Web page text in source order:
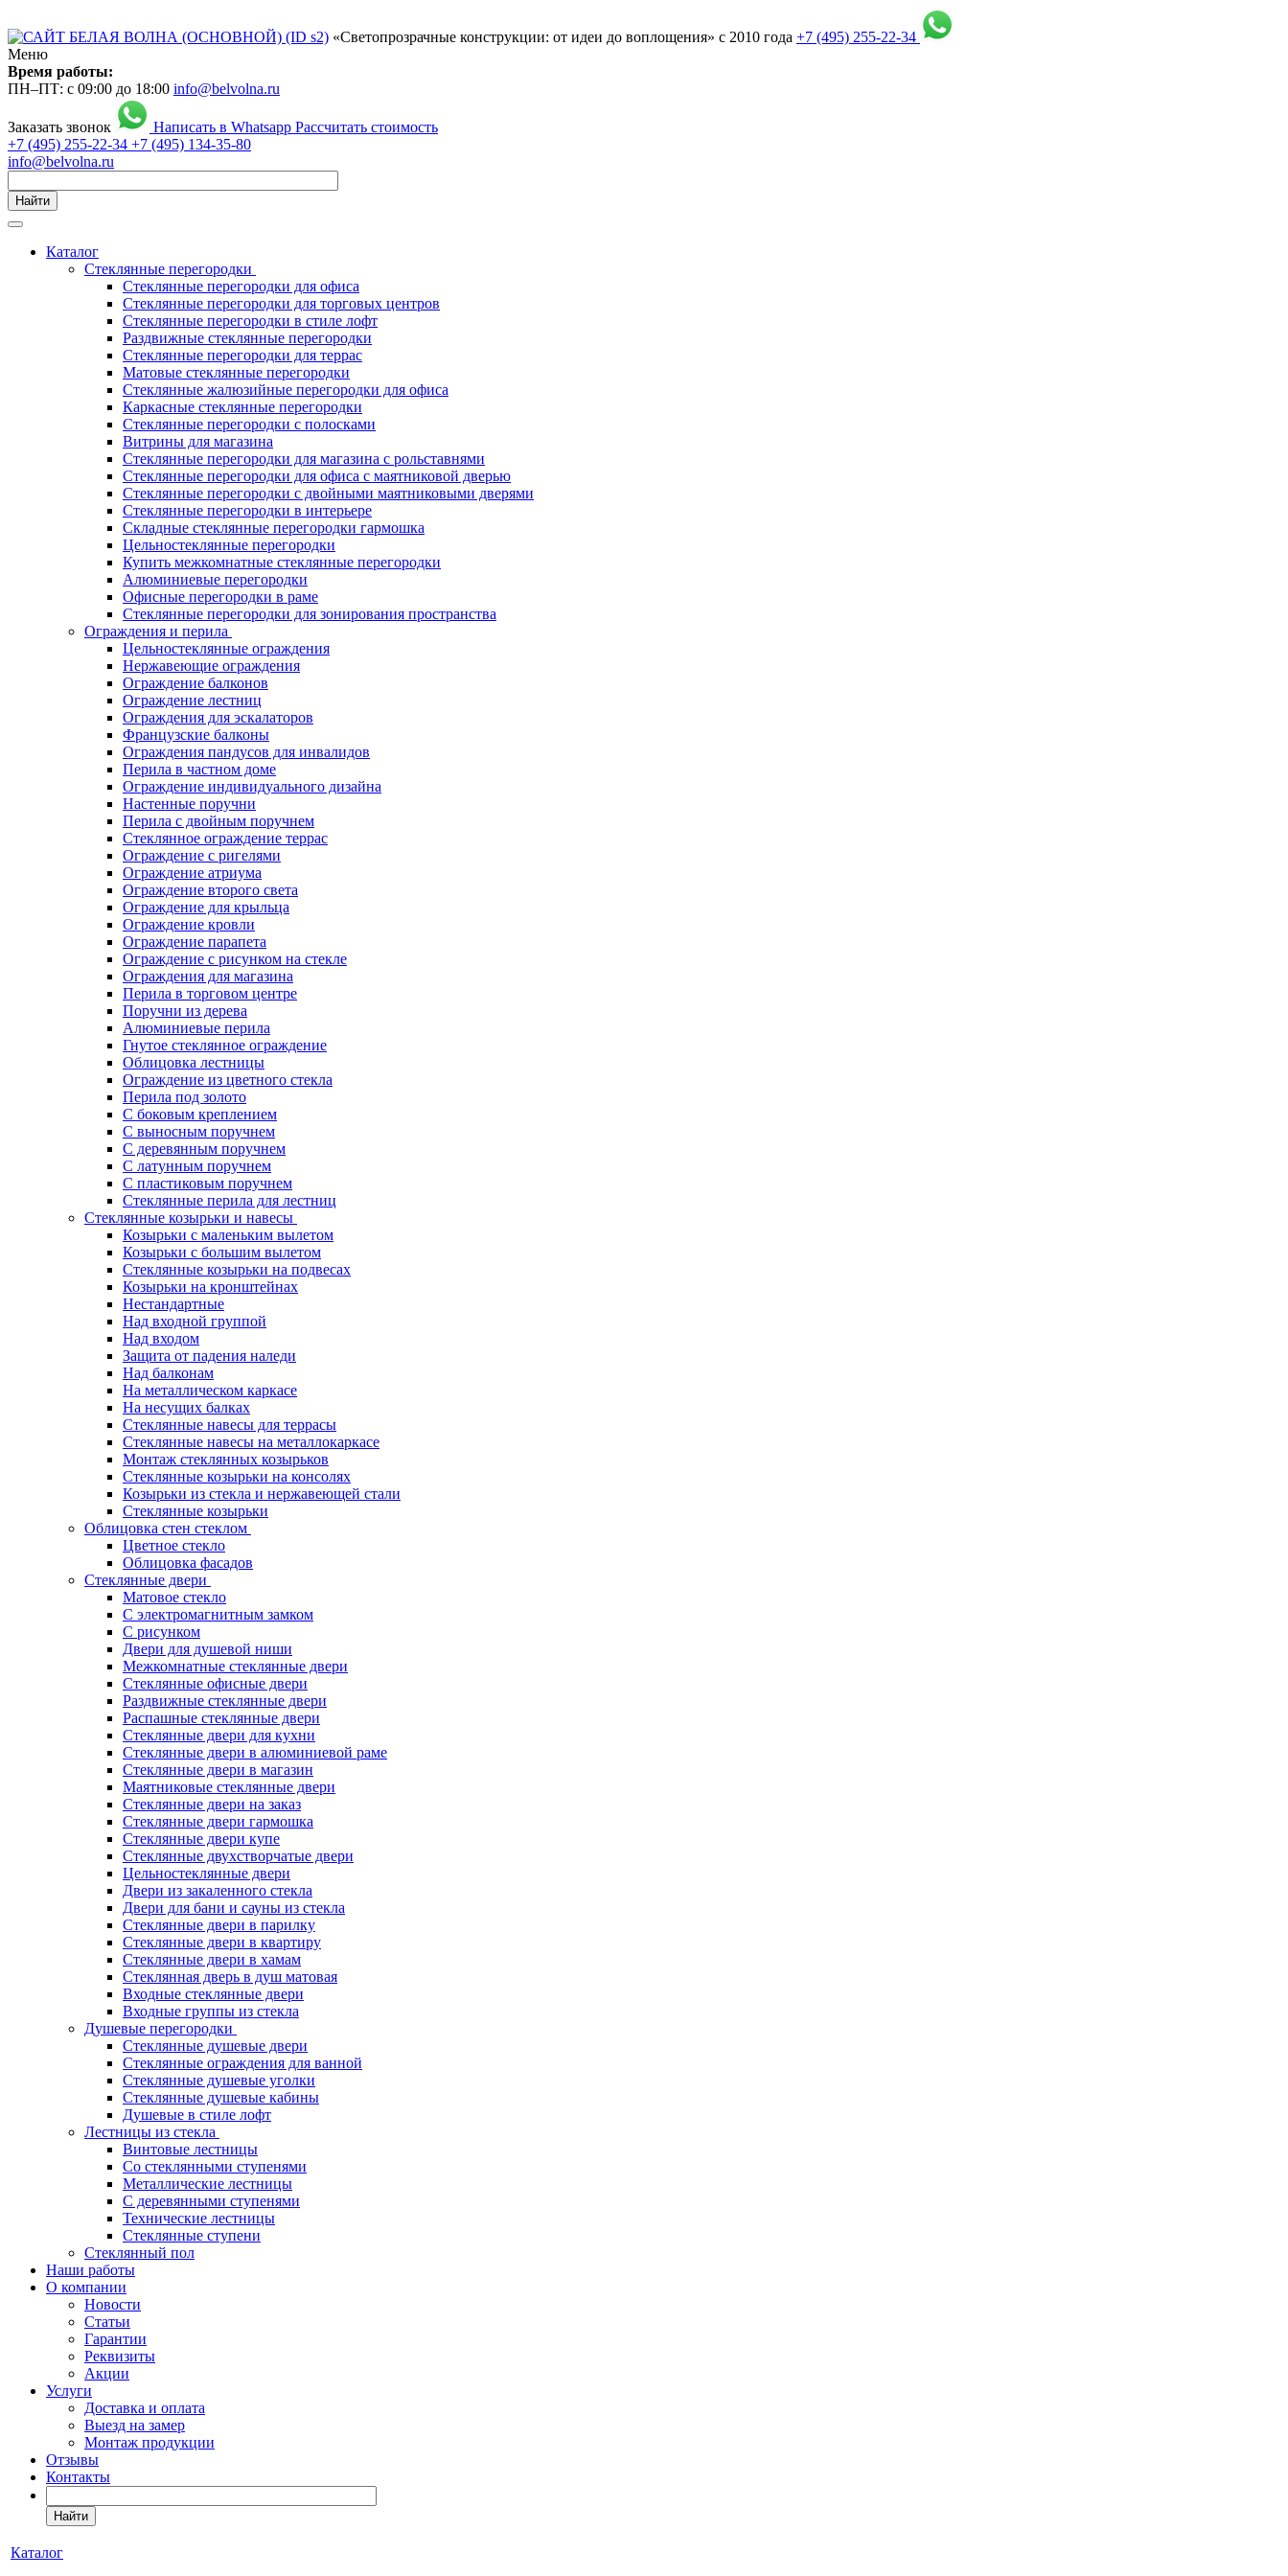
«Светопрозрачные конструкции: от идеи до воплощения» с 2010 года +7 (495) 255-22-34
Меню
Время работы:
ПН–ПТ: с 09:00 до 18:00 info@belvolna.ru
Заказать звонок Написать в Whatsapp Рассчитать стоимость
+7 (495) 255-22-34 +7 (495) 134-35-80
info@belvolna.ru
Найти
Каталог
Cтеклянные перегородки
Стеклянные перегородки для офиса
Стеклянные перегородки для торговых центров
Стеклянные перегородки в стиле лофт
Раздвижные стеклянные перегородки
Стеклянные перегородки для террас
Матовые стеклянные перегородки
Стеклянные жалюзийные перегородки для офиса
Каркасные стеклянные перегородки
Стеклянные перегородки с полосками
Витрины для магазина
Стеклянные перегородки для магазина с рольставнями
Стеклянные перегородки для офиса с маятниковой дверью
Стеклянные перегородки с двойными маятниковыми дверями
Стеклянные перегородки в интерьере
Складные стеклянные перегородки гармошка
Цельностеклянные перегородки
Купить межкомнатные стеклянные перегородки
Алюминиевые перегородки
Офисные перегородки в раме
Стеклянные перегородки для зонирования пространства
Ограждения и перила
Цельностеклянные ограждения
Нержавеющие ограждения
Ограждение балконов
Ограждение лестниц
Ограждения для эскалаторов
Французские балконы
Ограждения пандусов для инвалидов
Перила в частном доме
Ограждение индивидуального дизайна
Настенные поручни
Перила с двойным поручнем
Стеклянное ограждение террас
Ограждение с ригелями
Ограждение атриума
Ограждение второго света
Ограждение для крыльца
Ограждение кровли
Ограждение парапета
Ограждение с рисунком на стекле
Ограждения для магазина
Перила в торговом центре
Поручни из дерева
Алюминиевые перила
Гнутое стеклянное ограждение
Облицовка лестницы
Ограждение из цветного стекла
Перила под золото
С боковым креплением
С выносным поручнем
С деревянным поручнем
С латунным поручнем
С пластиковым поручнем
Стеклянные перила для лестниц
Стеклянные козырьки и навесы
Козырьки с маленьким вылетом
Козырьки с большим вылетом
Стеклянные козырьки на подвесах
Козырьки на кронштейнах
Нестандартные
Над входной группой
Над входом
Защита от падения наледи
Над балконам
На металлическом каркасе
На несущих балках
Стеклянные навесы для террасы
Стеклянные навесы на металлокаркасе
Монтаж стеклянных козырьков
Стеклянные козырьки на консолях
Козырьки из стекла и нержавеющей стали
Стеклянные козырьки
Облицовка стен стеклом
Цветное стекло
Облицовка фасадов
Стеклянные двери
Матовое стекло
С электромагнитным замком
С рисунком
Двери для душевой ниши
Межкомнатные стеклянные двери
Стеклянные офисные двери
Раздвижные стеклянные двери
Распашные стеклянные двери
Стеклянные двери для кухни
Стеклянные двери в алюминиевой раме
Стеклянные двери в магазин
Маятниковые стеклянные двери
Стеклянные двери на заказ
Стеклянные двери гармошка
Стеклянные двери купе
Стеклянные двухстворчатые двери
Цельностеклянные двери
Двери из закаленного стекла
Двери для бани и сауны из стекла
Стеклянные двери в парилку
Стеклянные двери в квартиру
Стеклянные двери в хамам
Стеклянная дверь в душ матовая
Входные стеклянные двери
Входные группы из стекла
Душевые перегородки
Стеклянные душевые двери
Стеклянные ограждения для ванной
Стеклянные душевые уголки
Стеклянные душевые кабины
Душевые в стиле лофт
Лестницы из стекла
Винтовые лестницы
Со стеклянными ступенями
Металлические лестницы
С деревянными ступенями
Технические лестницы
Стеклянные ступени
Стеклянный пол
Наши работы
О компании
Новости
Статьи
Гарантии
Реквизиты
Акции
Услуги
Доставка и оплата
Выезд на замер
Монтаж продукции
Отзывы
Контакты
Найти
Каталог